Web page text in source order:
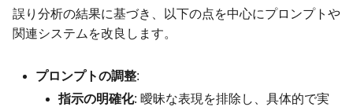
誤り分析の結果に基づき、以下の点を中心にプロンプトや
関連システムを改良します。
プロンプトの調整:
指示の明確化: 曖昧な表現を排除し、具体的で実